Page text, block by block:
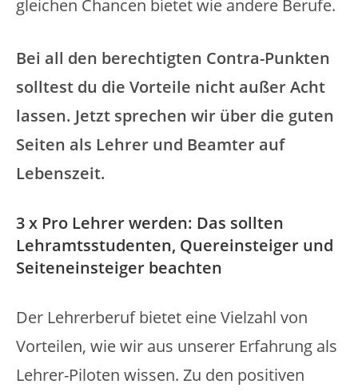
gleichen Chancen bietet wie andere Berufe.
Bei all den berechtigten Contra-Punkten
solltest du die Vorteile nicht außer Acht
lassen. Jetzt sprechen wir über die guten
Seiten als Lehrer und Beamter auf
Lebenszeit.
3 x Pro Lehrer werden: Das sollten
Lehramtsstudenten, Quereinsteiger und
Seiteneinsteiger beachten
Der Lehrerberuf bietet eine Vielzahl von
Vorteilen, wie wir aus unserer Erfahrung als
Lehrer-Piloten wissen. Zu den positiven